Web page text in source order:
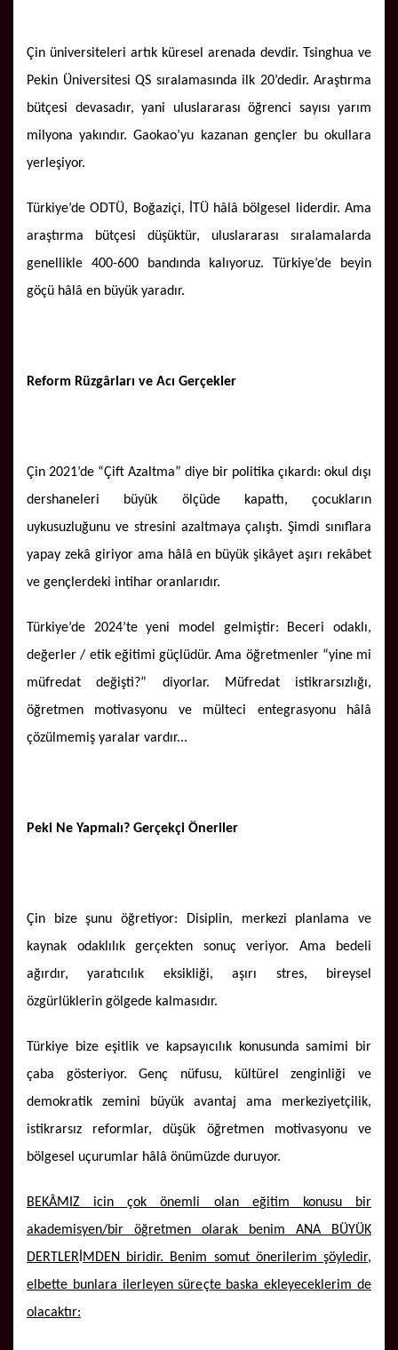
Çin üniversiteleri artık küresel arenada devdir. Tsinghua ve
Pekin Üniversitesi QS sıralamasında ilk 20’dedir. Araştırma
bütçesi devasadır, yani uluslararası öğrenci sayısı yarım
milyona yakındır. Gaokao’yu kazanan gençler bu okullara
yerleşiyor.
Türkiye’de ODTÜ, Boğaziçi, İTÜ hâlâ bölgesel liderdir. Ama
araştırma bütçesi düşüktür, uluslararası sıralamalarda
genellikle 400-600 bandında kalıyoruz. Türkiye’de beyin
göçü hâlâ en büyük yaradır.
Reform Rüzgârları ve Acı Gerçekler
Çin 2021’de “Çift Azaltma” diye bir politika çıkardı: okul dışı
dershaneleri büyük ölçüde kapattı, çocukların
uykusuzluğunu ve stresini azaltmaya çalıştı. Şimdi sınıflara
yapay zekâ giriyor ama hâlâ en büyük şikâyet aşırı rekâbet
ve gençlerdeki intihar oranlarıdır.
Türkiye’de 2024’te yeni model gelmiştir: Beceri odaklı,
değerler / etik eğitimi güçlüdür. Ama öğretmenler “yine mi
müfredat değişti?” diyorlar. Müfredat istikrarsızlığı,
öğretmen motivasyonu ve mülteci entegrasyonu hâlâ
çözülmemiş yaralar vardır...
Peki Ne Yapmalı? Gerçekçi Öneriler
Çin bize şunu öğretiyor: Disiplin, merkezi planlama ve
kaynak odaklılık gerçekten sonuç veriyor. Ama bedeli
ağırdır, yaratıcılık eksikliği, aşırı stres, bireysel
özgürlüklerin gölgede kalmasıdır.
Türkiye bize eşitlik ve kapsayıcılık konusunda samimi bir
çaba gösteriyor. Genç nüfusu, kültürel zenginliği ve
demokratik zemini büyük avantaj ama merkeziyetçilik,
istikrarsız reformlar, düşük öğretmen motivasyonu ve
bölgesel uçurumlar hâlâ önümüzde duruyor.
BEKÂMIZ icinçok önemli olan eğitim konusu bir
akademisyen/bir öğretmen olarak benim ANA BÜYÜK
DERTLERİMDEN biridir. Benim somut önerilerim şöyledir,
elbette bunlara ilerleyen süreçte baska ekleyeceklerim de
olacaktır: